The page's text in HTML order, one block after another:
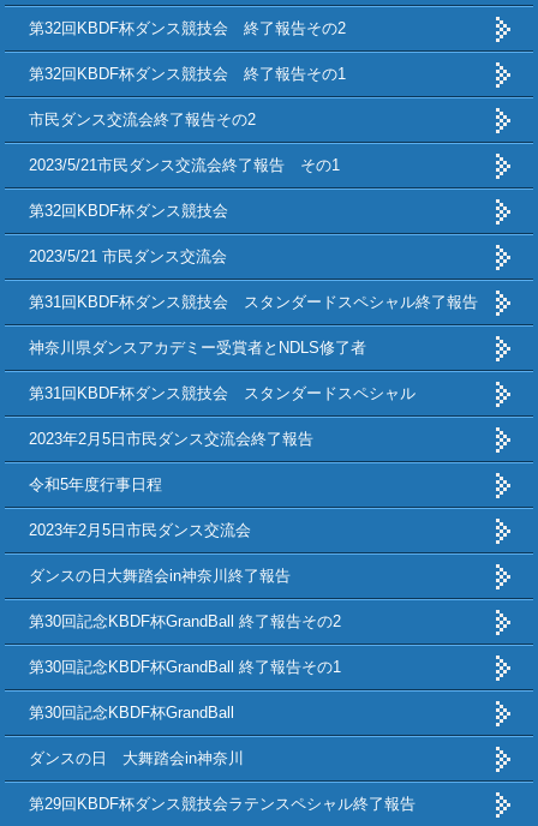
第32回KBDF杯ダンス競技会 終了報告その2
第32回KBDF杯ダンス競技会 終了報告その1
市民ダンス交流会終了報告その2
2023/5/21市民ダンス交流会終了報告 その1
第32回KBDF杯ダンス競技会
2023/5/21 市民ダンス交流会
第31回KBDF杯ダンス競技会 スタンダードスペシャル終了報告
神奈川県ダンスアカデミー受賞者とNDLS修了者
第31回KBDF杯ダンス競技会 スタンダードスペシャル
2023年2月5日市民ダンス交流会終了報告
令和5年度行事日程
2023年2月5日市民ダンス交流会
ダンスの日大舞踏会in神奈川終了報告
第30回記念KBDF杯GrandBall 終了報告その2
第30回記念KBDF杯GrandBall 終了報告その1
第30回記念KBDF杯GrandBall
ダンスの日 大舞踏会in神奈川
第29回KBDF杯ダンス競技会ラテンスペシャル終了報告